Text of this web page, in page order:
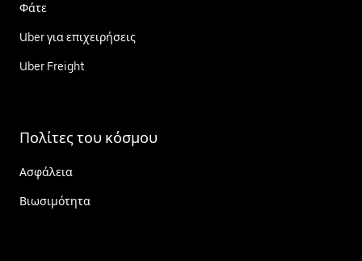
Φάτε
Uber για επιχειρήσεις
Uber Freight
Πολίτες του κόσμου
Ασφάλεια
Βιωσιμότητα